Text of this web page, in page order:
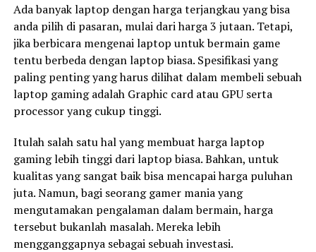
Ada banyak laptop dengan harga terjangkau yang bisa
anda pilih di pasaran, mulai dari harga 3 jutaan. Tetapi,
jika berbicara mengenai laptop untuk bermain game
tentu berbeda dengan laptop biasa. Spesifikasi yang
paling penting yang harus dilihat dalam membeli sebuah
laptop gaming adalah Graphic card atau GPU serta
processor yang cukup tinggi.
Itulah salah satu hal yang membuat harga laptop
gaming lebih tinggi dari laptop biasa. Bahkan, untuk
kualitas yang sangat baik bisa mencapai harga puluhan
juta. Namun, bagi seorang gamer mania yang
mengutamakan pengalaman dalam bermain, harga
tersebut bukanlah masalah. Mereka lebih
mengganggapnya sebagai sebuah investasi.